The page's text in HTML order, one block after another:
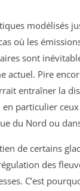
modélisés
où les
sont
actuel. Pire
entraîner la
en particulier
du Nord ou dans
de certains
des
C’est